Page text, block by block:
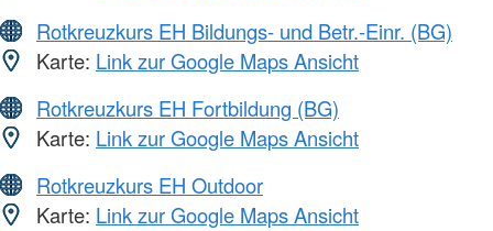
Rotkreuzkurs EH Bildungs- und Betr.-Einr. (BG)
Karte: Link zur Google Maps Ansicht
Rotkreuzkurs EH Fortbildung (BG)
Karte: Link zur Google Maps Ansicht
Rotkreuzkurs EH Outdoor
Karte: Link zur Google Maps Ansicht